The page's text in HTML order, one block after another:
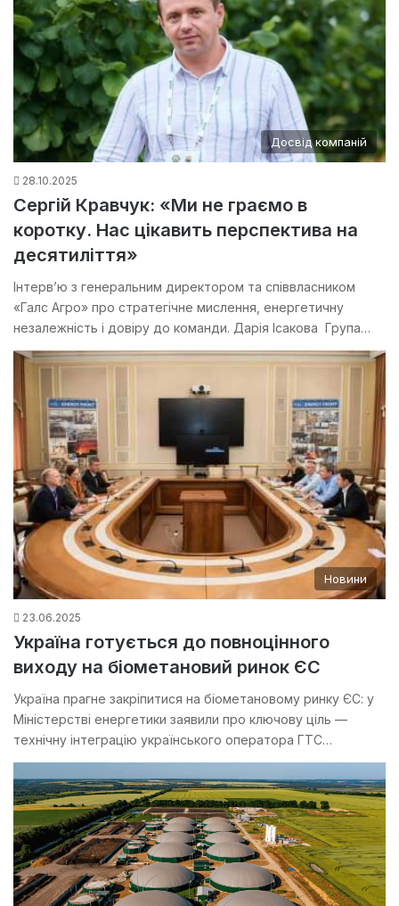
Досвід компаній
28.10.2025
Сергій Кравчук: «Ми не граємо в
коротку. Нас цікавить перспектива на
десятиліття»
Інтерв’ю з генеральним директором та співвласником
«Галс Агро» про стратегічне мислення, енергетичну
незалежність і довіру до команди. Дарія Ісакова Група…
Новини
23.06.2025
Україна готується до повноцінного
виходу на біометановий ринок ЄС
Україна прагне закріпитися на біометановому ринку ЄС: у
Міністерстві енергетики заявили про ключову ціль —
технічну інтеграцію українського оператора ГТС…